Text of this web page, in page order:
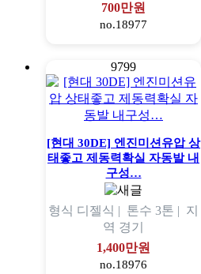
700만원
no.18977
9799
[현대 30DE] 엔진미션유압 상
태좋고 제동력확실 자동발 내
구성…
형식 디젤식 | 톤수 3톤 | 지
역 경기
1,400만원
no.18976